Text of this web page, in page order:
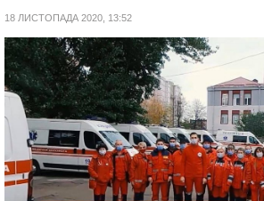
18 ЛИСТОПАДА 2020, 13:52